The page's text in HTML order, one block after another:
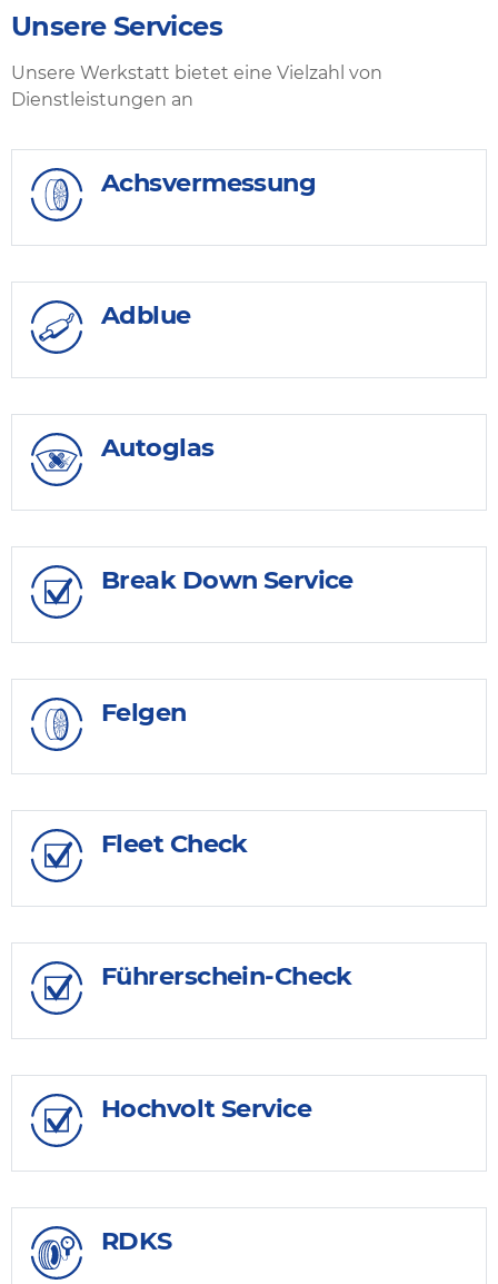
Unsere Services
Unsere Werkstatt bietet eine Vielzahl von
Dienstleistungen an
Achsvermessung
Adblue
Autoglas
Break Down Service
Felgen
Fleet Check
Führerschein-Check
Hochvolt Service
RDKS